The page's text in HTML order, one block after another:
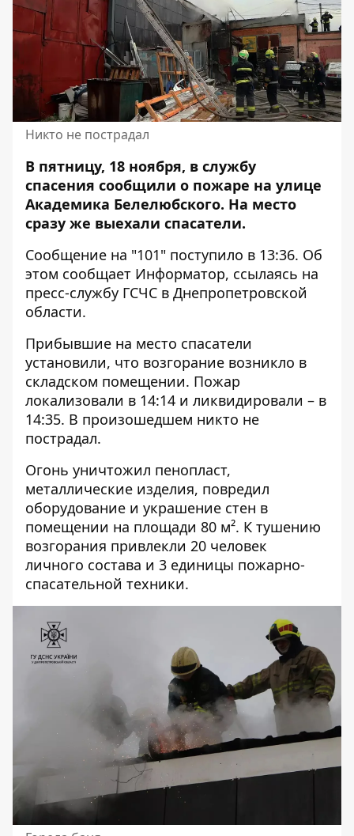
Никто не пострадал
В пятницу, 18 ноября, в службу
спасения сообщили о пожаре на улице
Академика Белелюбского. На место
сразу же выехали спасатели.
Сообщение на "101" поступило в 13:36. Об
этом сообщает Информатор, ссылаясь на
пресс-службу ГСЧС в Днепропетровской
области.
Прибывшие на место спасатели
установили, что возгорание возникло в
складском помещении. Пожар
локализовали в 14:14 и ликвидировали – в
14:35. В произошедшем никто не
пострадал.
Огонь уничтожил пенопласт,
металлические изделия, повредил
оборудование и украшение стен в
помещении на площади 80 м². К тушению
возгорания привлекли 20 человек
личного состава и 3 единицы пожарно-
спасательной техники.